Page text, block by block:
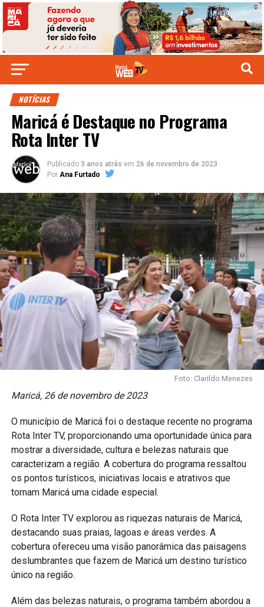
NOTÍCIAS
Maricá é Destaque no Programa
Rota Inter TV
Publicado 3 anos atrás em 26 de novembro de 2023
Por Ana Furtado
Foto: Clarildo Menezes
Maricá, 26 de novembro de 2023
O município de Maricá foi o destaque recente no programa
Rota Inter TV, proporcionando uma oportunidade única para
mostrar a diversidade, cultura e belezas naturais que
caracterizam a região. A cobertura do programa ressaltou
os pontos turísticos, iniciativas locais e atrativos que
tornam Maricá uma cidade especial.
O Rota Inter TV explorou as riquezas naturais de Maricá,
destacando suas praias, lagoas e áreas verdes. A
cobertura ofereceu uma visão panorâmica das paisagens
deslumbrantes que fazem de Maricá um destino turístico
único na região.
Além das belezas naturais, o programa também abordou a